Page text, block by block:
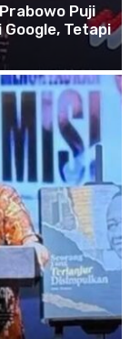
Puji
Google, Tetapi